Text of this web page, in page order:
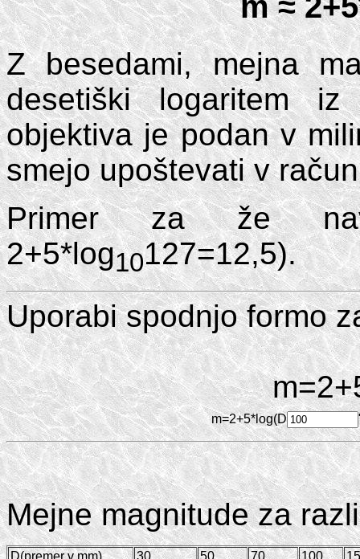
Z besedami, mejna
desetiški logaritem iz
objektiva je podan v
smejo upoštevati v
Primer za že
2+5*log10127=12,5).
Uporabi spodnjo formo
m=2+5*log(D
Mejne magnitude za
D(premer v mm) 30 50 70 100